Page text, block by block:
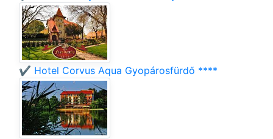
✔️ Hotel Corvus Aqua Gyopárosfürdő ****